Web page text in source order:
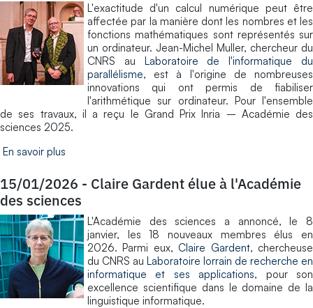
L'exactitude d'un calcul numérique peut être
affectée par la manière dont les nombres et les
fonctions mathématiques sont représentés sur
un ordinateur. Jean-Michel Muller, chercheur du
CNRS au Laboratoire de l'informatique du
parallélisme, est à l'origine de nombreuses
innovations qui ont permis de fiabiliser
l'arithmétique sur ordinateur. Pour l'ensemble
de ses travaux, il a reçu le Grand Prix Inria – Académie des
sciences 2025.
En savoir plus
15/01/2026 - Claire Gardent élue à l'Académie
des sciences
L'Académie des sciences a annoncé, le 8
janvier, les 18 nouveaux membres élus en
2026. Parmi eux, Claire Gardent, chercheuse
du CNRS au Laboratoire lorrain de recherche en
informatique et ses applications, pour son
excellence scientifique dans le domaine de la
linguistique informatique.